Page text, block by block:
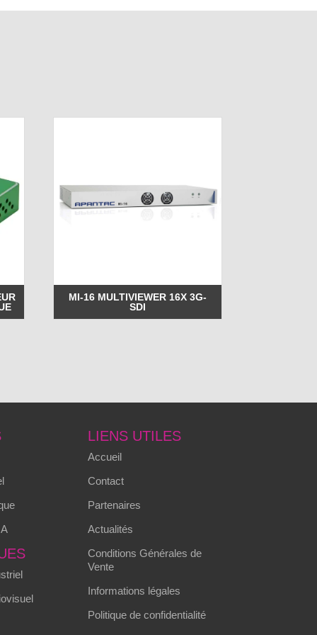
MI-16 MULTIVIEWER 16X 3G-
SDI
LIENS UTILES
Accueil
Contact
Partenaires
Actualités
Conditions Générales de
Vente
Informations légales
Politique de confidentialité